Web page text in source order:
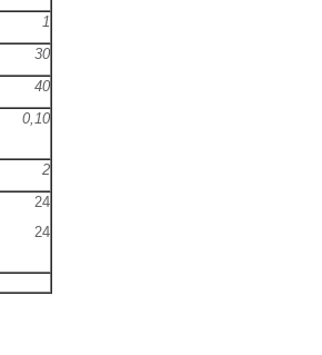
1
30
40
0,10
2
24
24